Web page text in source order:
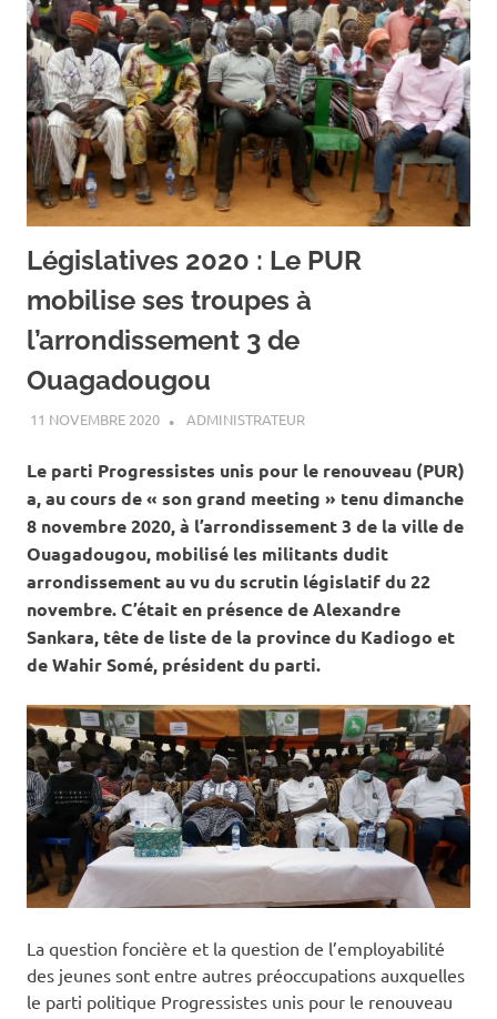
Législatives 2020 : Le PUR
mobilise ses troupes à
l’arrondissement 3 de
Ouagadougou
11 NOVEMBRE 2020 ADMINISTRATEURA LA UNE
NOVEMBRE 2020
Le parti Progressistes unis pour le renouveau (PUR)
a, au cours de « son grand meeting » tenudimanche
8 novembre 2020, à l’arrondissement 3 de la ville de
Ouagadougou, mobilisé les militants dudit
arrondissement au vu du scrutin législatif du 22
novembre. C’était en présence de Alexandre
Sankara, tête de liste de la province du Kadiogo et
de Wahir Somé, président du parti.
La question foncière et la question de l’employabilité
des jeunes sont entre autres préoccupations auxquelles
le parti politique Progressistes unis pour le renouveau